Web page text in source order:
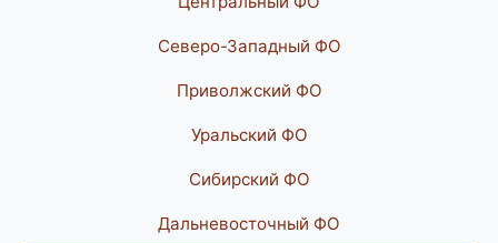
Северо-Западный ФО
Приволжский ФО
Уральский ФО
Сибирский ФО
Дальневосточный ФО